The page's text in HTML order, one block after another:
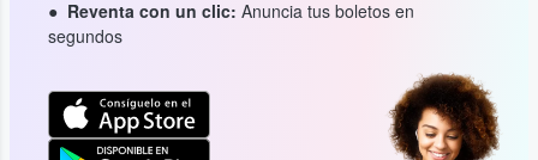
Reventa con un clic: Anuncia tus boletos en
segundos